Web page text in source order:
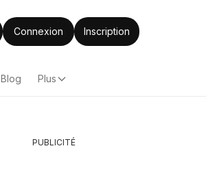
Connexion Inscription
Blog Plus
PUBLICITÉ